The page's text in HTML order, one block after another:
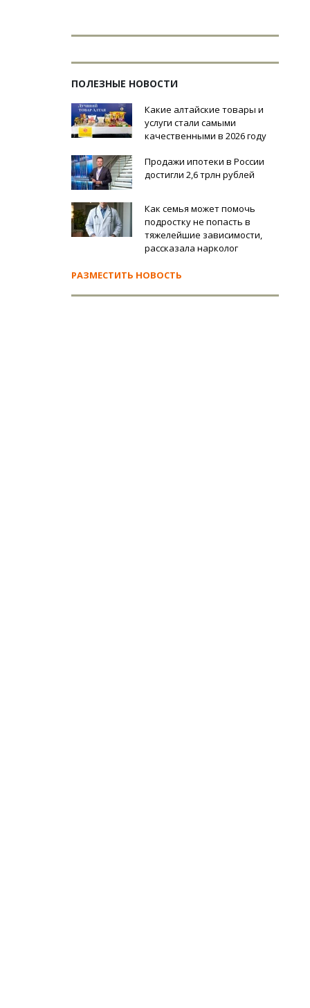
ПОЛЕЗНЫЕ НОВОСТИ
Какие алтайские товары и
услуги стали самыми
качественными в 2026 году
Продажи ипотеки в России
достигли 2,6 трлн рублей
Как семья может помочь
подростку не попасть в
тяжелейшие зависимости,
рассказала нарколог
РАЗМЕСТИТЬ НОВОСТЬ